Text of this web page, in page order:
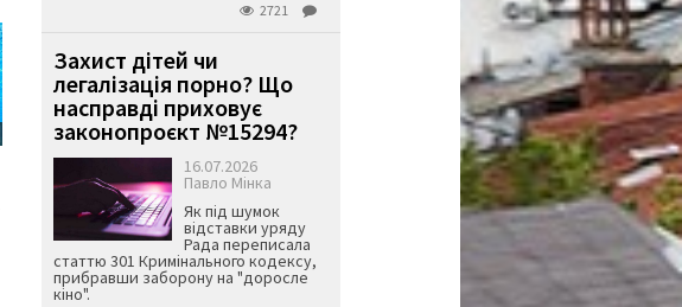
2721
Захист дітей чи
легалізація порно? Що
насправді приховує
законопроєкт №15294?
16.07.2026
Павло Мінка
Як під шумок
відставки уряду
Рада переписала
статтю 301 Кримінального кодексу,
прибравши заборону на "доросле
кіно".